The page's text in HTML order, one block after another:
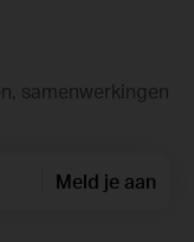
samenwerkingen
Meld je aan